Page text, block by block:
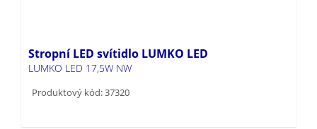
Stropní LED svítidlo LUMKO LED
LUMKO LED 17,5W NW
Produktový kód: 37320